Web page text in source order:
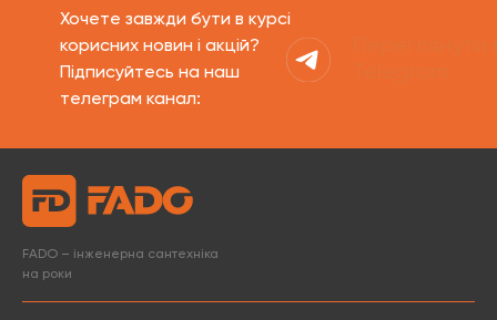
Хочете завжди бути в курсі
корисних новин і акцій?
Підписуйтесь на наш
телеграм канал:
FADO – інженерна сантехніка
на роки